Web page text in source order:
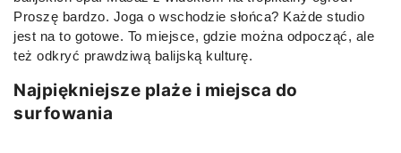
Proszę bardzo. Joga o wschodzie słońca? Każde studio
jest na to gotowe. To miejsce, gdzie można odpocząć, ale
też odkryć prawdziwą balijską kulturę.
Najpiękniejsze plaże i miejsca do
surfowania